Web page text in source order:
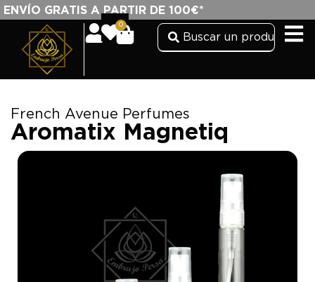
ENVÍO GRATIS A PARTIR DE 100€*
0
French Avenue Perfumes
Aromatix Magnetiq